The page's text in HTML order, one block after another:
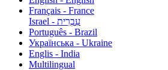
Français - France
עִבְרִית - Israel
Português - Brazil
Українська - Ukraine
Englis - India
Multilingual